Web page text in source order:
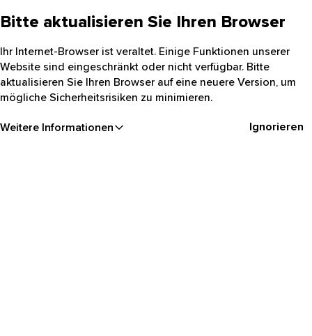
Bitte aktualisieren Sie Ihren Browser
Ihr Internet-Browser ist veraltet. Einige Funktionen unserer
Website sind eingeschränkt oder nicht verfügbar. Bitte
aktualisieren Sie Ihren Browser auf eine neuere Version, um
mögliche Sicherheitsrisiken zu minimieren.
Weitere Informationen Ignorieren